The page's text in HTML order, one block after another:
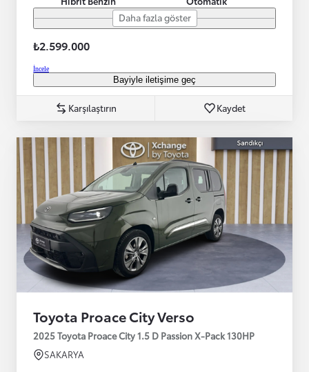
Daha fazla göster
₺2.599.000
İncele
Bayiyle iletişime geç
Karşılaştırın Kaydet
Toyota Proace City Verso
2025 Toyota Proace City 1.5 D Passion X-Pack 130HP
SAKARYA